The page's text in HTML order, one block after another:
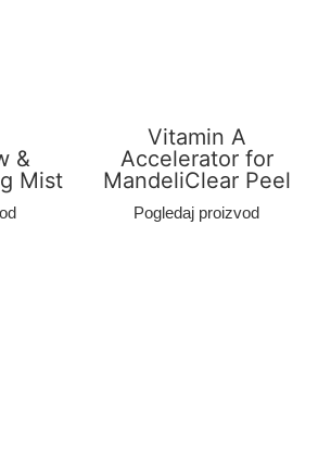
&
Mist
Vitamin A
Accelerator for
MandeliClear Peel
Pogledaj proizvod